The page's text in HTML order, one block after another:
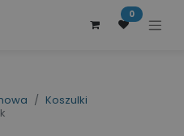
0
Koszulki